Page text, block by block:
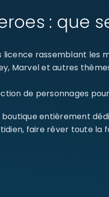
: que
rassemblant les
Marvel et autres
de personnages
entièrement
faire rêver toute la